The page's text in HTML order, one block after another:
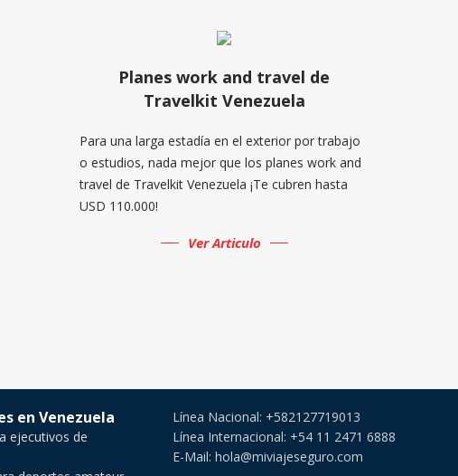
Planes work and travel de
Travelkit Venezuela
Para una larga estadía en el exterior por trabajo
o estudios, nada mejor que los planes work and
travel de Travelkit Venezuela ¡Te cubren hasta
USD 110.000!
Ver Articulo
en Venezuela
ejecutivos de
Línea Nacional: +582127719013
Línea Internacional: +54 11 2471 6888
E-Mail: hola@miviajeseguro.com